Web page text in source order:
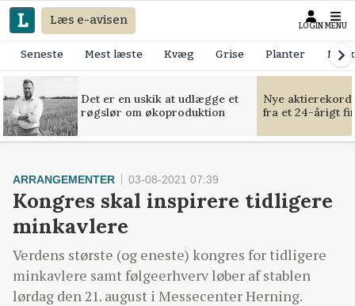
Læs e-avisen LOGIN MENU
Seneste Mest læste Kvæg Grise Planter
Det er en uskik at udlægge et
røgslør om økoproduktion
Nye
fra et 24-årigt
ARRANGEMENTER 03-08-2021 07:39
Kongres skal inspirere tidligere
minkavlere
Verdens største (og eneste) kongres for tidligere
minkavlere samt følgeerhverv løber af stablen
lørdag den 21. august i Messecenter Herning.